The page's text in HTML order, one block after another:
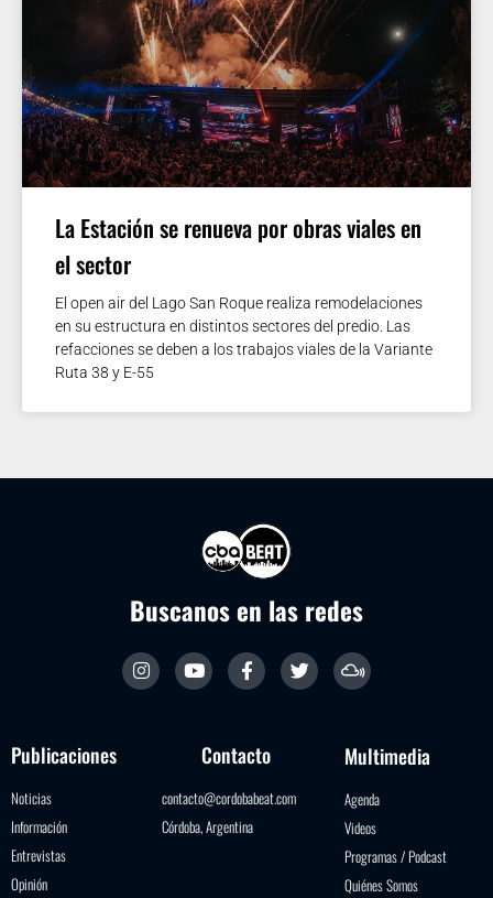
La Estación se renueva por obras viales en
el sector
El open air del Lago San Roque realiza remodelaciones
en su estructura en distintos sectores del predio. Las
refacciones se deben a los trabajos viales de la Variante
Ruta 38 y E-55
Buscanos en las redes
Publicaciones
Noticias
Información
Entrevistas
Opinión
Contacto
contacto@cordobabeat.com
Córdoba, Argentina
Multimedia
Agenda
Videos
Programas / Podcast
Quiénes Somos